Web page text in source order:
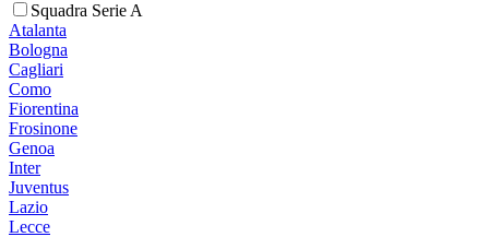
Squadra Serie A
Atalanta
Bologna
Cagliari
Como
Fiorentina
Frosinone
Genoa
Inter
Juventus
Lazio
Lecce